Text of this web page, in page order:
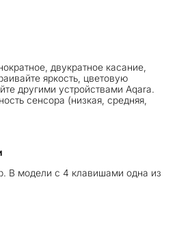
двукратное касание,
яркость, цветовую
другими устройствами Aqara.
сенсора (низкая, средняя,
В модели с 4 клавишами одна из